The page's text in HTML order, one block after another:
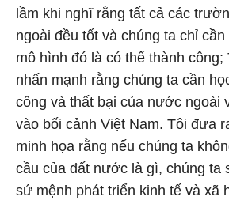
lầm khi nghĩ rằng tất cả các
ngoài đều tốt và chúng ta chỉ
mô hình đó là có thể thành công;
nhấn mạnh rằng chúng ta cần
công và thất bại của nước ngoài
vào bối cảnh Việt Nam. Tôi đưa
minh họa rằng nếu chúng ta
cầu của đất nước là gì, chúng ta
sứ mệnh phát triển kinh tế và xã